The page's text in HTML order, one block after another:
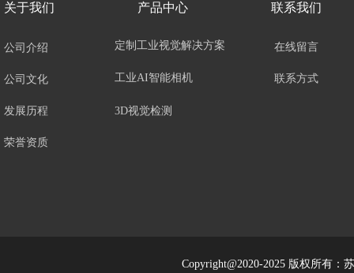
关于我们 产品中心 联系我们
公司介绍
公司文化
发展历程
荣誉资质
定制工业视觉解决方案
工业AI智能相机
3D视觉检测
在线留言
联系方式
Copyright@2020-2025 版权所有：